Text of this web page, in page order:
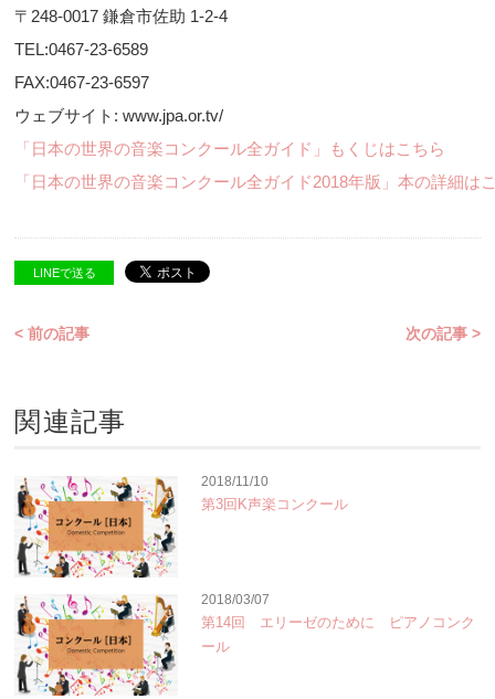
〒248-0017 鎌倉市佐助 1-2-4
TEL:0467-23-6589
FAX:0467-23-6597
ウェブサイト: www.jpa.or.tv/
「日本の世界の音楽コンクール全ガイド」もくじはこちら
「日本の世界の音楽コンクール全ガイド2018年版」本の詳細は
LINEで送る
< 前の記事 次の記事 >
関連記事
2018/11/10
第3回K声楽コンクール
2018/03/07
第14回 エリーゼのために ピアノコンク
ール